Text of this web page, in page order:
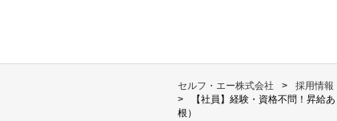
セルフ・エー株式会社 採用情報
【社員】経験・資格不問！昇給
根）